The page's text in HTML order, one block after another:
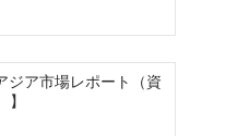
ジア市場レポート（資